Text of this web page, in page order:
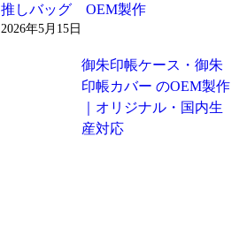
推しバッグ OEM製作
2026年5月15日
御朱印帳ケース・御朱
印帳カバー のOEM製作
｜オリジナル・国内生
産対応